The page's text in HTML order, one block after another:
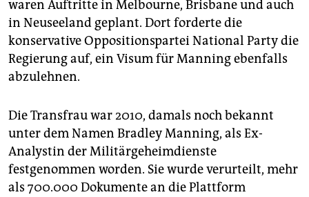
waren Auftritte in Melbourne, Brisbane und auch
in Neuseeland geplant. Dort forderte die
konservative Oppositionspartei National Party die
Regierung auf, ein Visum für Manning ebenfalls
abzulehnen.
Die Transfrau war 2010, damals noch bekannt
unter dem Namen Bradley Manning, als Ex-
Analystin der Militärgeheimdienste
festgenommen worden. Sie wurde verurteilt, mehr
als 700.000 Dokumente an die Plattform